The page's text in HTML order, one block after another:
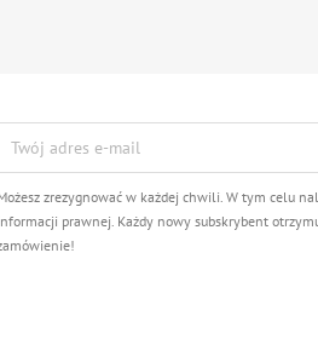
zrezygnować w każdej chwili. W tym celu
prawnej. Każdy nowy subskrybent